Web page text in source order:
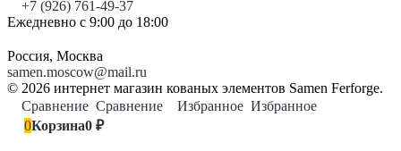
+7 (926) 761-49-37
Ежедневно с 9:00 до 18:00
Россия, Москва
samen.moscow@mail.ru
© 2026 интернет магазин кованых элементов Samen Ferforge.
Сравнение Сравнение Избранное Избранное
0Корзина0 ₽